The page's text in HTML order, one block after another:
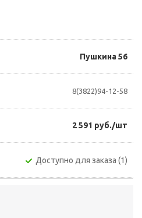
Пушкина 56
8(3822)94-12-58
2 591 руб./шт
Доступно для заказа (1)